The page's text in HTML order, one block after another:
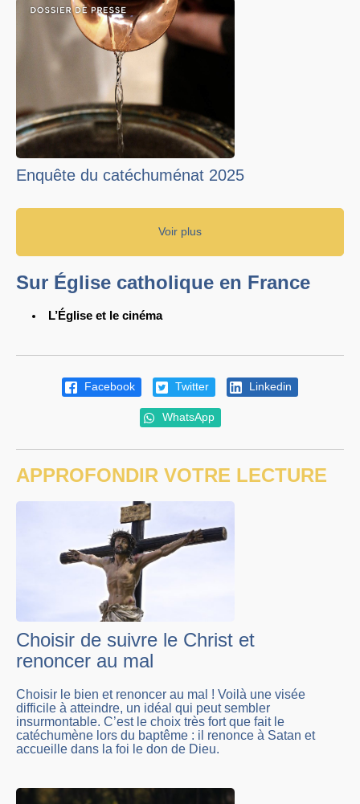
Enquête du catéchuménat 2025
Voir plus
Sur Église catholique en France
L’Église et le cinéma
Facebook Twitter Linkedin
WhatsApp
APPROFONDIR VOTRE LECTURE
Choisir de suivre le Christ et
renoncer au mal
Choisir le bien et renoncer au mal ! Voilà une visée
difficile à atteindre, un idéal qui peut sembler
insurmontable. C’est le choix très fort que fait le
catéchumène lors du baptême : il renonce à Satan et
accueille dans la foi le don de Dieu.